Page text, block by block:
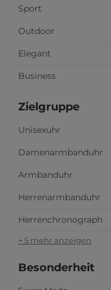
Sport
Outdoor
Elegant
Business
Zielgruppe
Unisexuhr
Damenarmbanduhr
Armbanduhr
Herrenarmbanduhr
Herrenchronograph
+ 5 mehr anzeigen
Besonderheit